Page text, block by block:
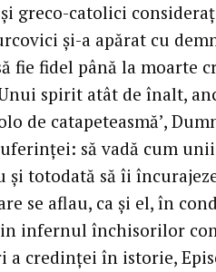
greco-catolici
şi-a apărat cu
fie fidel până la moarte
spirit atât de înalt,
de catapeteasmă’,
să vadă cum
totodată să îi
se aflau, ca şi el, în
infernul închisorilor
a credinţei în istorie,